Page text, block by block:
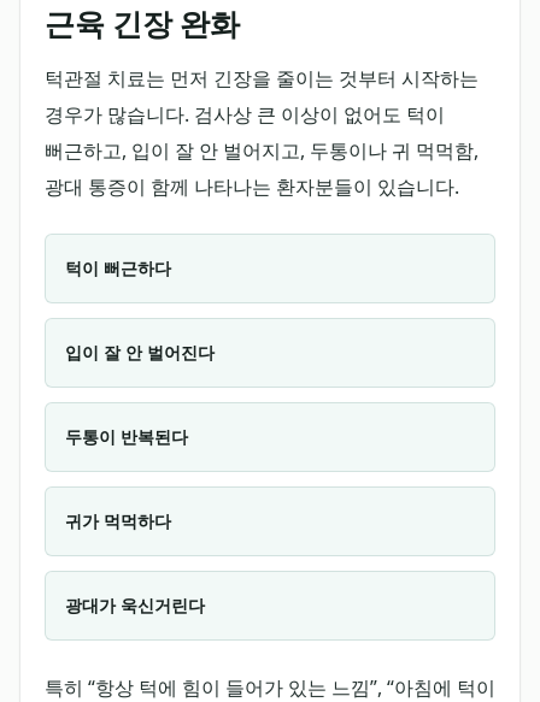
근육 긴장 완화
턱관절 치료는 먼저 긴장을 줄이는 것부터 시작하는
경우가 많습니다. 검사상 큰 이상이 없어도 턱이
뻐근하고, 입이 잘 안 벌어지고, 두통이나 귀 먹먹함,
광대 통증이 함께 나타나는 환자분들이 있습니다.
턱이 뻐근하다
입이 잘 안 벌어진다
두통이 반복된다
귀가 먹먹하다
광대가 욱신거린다
특히 “항상 턱에 힘이 들어가 있는 느낌”, “아침에 턱이